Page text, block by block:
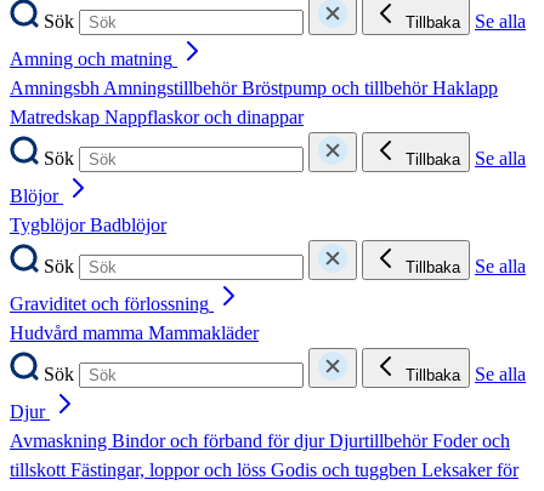
Sök
Tillbaka
Se alla
Amning och matning
AmningsbhAmningstillbehörBröstpump och tillbehörHaklapp
Matredskap Nappflaskor och dinappar
Sök
Tillbaka
Se alla
Blöjor
TygblöjorBadblöjor
Sök
Tillbaka
Se alla
Graviditet och förlossning
Hudvård mamma Mammakläder
Sök
Tillbaka
Se alla
Djur
Avmaskning Bindor och förband för djurDjurtillbehörFoder och
tillskottFästingar, loppor och löss Godis och tuggben Leksaker för